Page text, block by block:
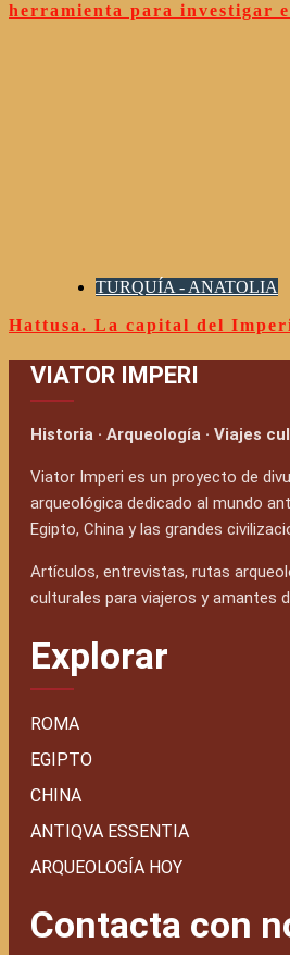
herramienta para investigar
TURQUÍA - ANATOLIA
Hattusa. La capital del
VIATOR IMPERI
Historia · Arqueología · Viajes
Viator Imperi es un proyecto de
arqueológica dedicado al mundo
Egipto, China y las grandes
Artículos, entrevistas, rutas
culturales para viajeros y amantes
Explorar
ROMA
EGIPTO
CHINA
ANTIQVA ESSENTIA
ARQUEOLOGÍA HOY
Contacta con